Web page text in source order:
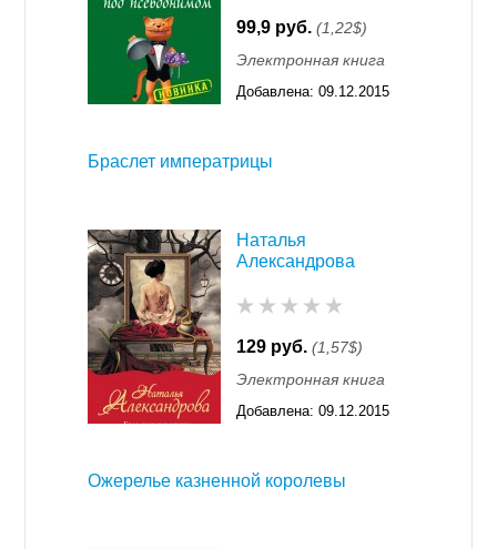
99,9 руб. (1,22$)
Электронная книга
Добавлена: 09.12.2015
Браслет императрицы
Наталья
Александрова
129 руб. (1,57$)
Электронная книга
Добавлена: 09.12.2015
Ожерелье казненной королевы